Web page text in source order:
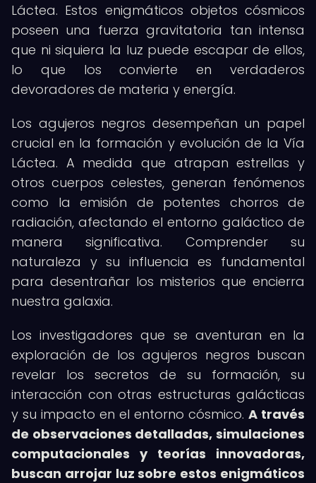
Láctea. Estos enigmáticos objetos cósmicos
poseen una fuerza gravitatoria tan intensa
que ni siquiera la luz puede escapar de ellos,
lo que los convierte en verdaderos
devoradores de materia y energía.
Los agujeros negros desempeñan un papel
crucial en la formación y evolución de la Vía
Láctea. A medida que atrapan estrellas y
otros cuerpos celestes, generan fenómenos
como la emisión de potentes chorros de
radiación, afectando el entorno galáctico de
manera significativa. Comprender su
naturaleza y su influencia es fundamental
para desentrañar los misterios que encierra
nuestra galaxia.
Los investigadores que se aventuran en la
exploración de los agujeros negros buscan
revelar los secretos de su formación, su
interacción con otras estructuras galácticas
y su impacto en el entorno cósmico. A través
de observaciones detalladas, simulaciones
computacionales y teorías innovadoras,
buscan arrojar luz sobre estos enigmáticos